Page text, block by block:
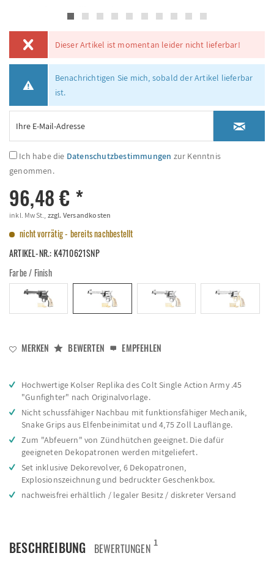
Dieser Artikel ist momentan leider nicht lieferbar!
Benachrichtigen Sie mich, sobald der Artikel lieferbar
ist.
Ich habe die Datenschutzbestimmungen zur Kenntnis
genommen.
96,48 € *
inkl. MwSt., zzgl. Versandkosten
nicht vorrätig - bereits nachbestellt
ARTIKEL-NR.:K4710621SNP
Farbe / Finish
MERKEN BEWERTEN EMPFEHLEN
Hochwertige Kolser Replika des Colt Single Action Army .45
"Gunfighter" nach Originalvorlage.
Nicht schussfähiger Nachbau mit funktionsfähiger Mechanik,
Snake Grips aus Elfenbeinimitat und 4,75 Zoll Lauflänge.
Zum "Abfeuern" von Zündhütchen geeignet. Die dafür
geeigneten Dekopatronen werden mitgeliefert.
Set inklusive Dekorevolver, 6 Dekopatronen,
Explosionszeichnung und bedruckter Geschenkbox.
nachweisfrei erhältlich / legaler Besitz / diskreter Versand
BESCHREIBUNG BEWERTUNGEN 1